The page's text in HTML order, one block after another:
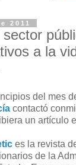
2011
a la
del mes
contactó
un artículo
es la revista
de la